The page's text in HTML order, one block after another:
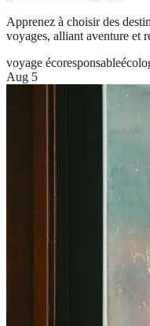
Apprenez à choisir des
voyages, alliant aventure et
voyage écoresponsable
Aug 5